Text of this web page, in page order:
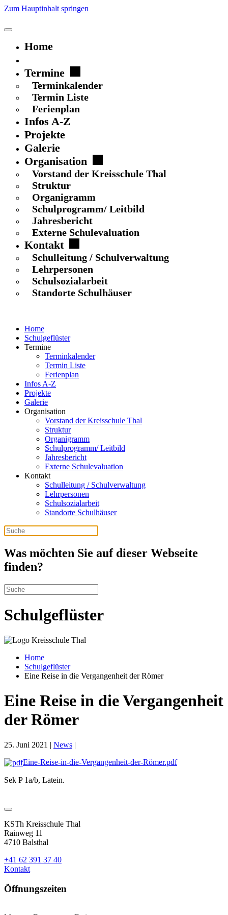
Zum Hauptinhalt springen
Home
Termine
Terminkalender
Termin Liste
Ferienplan
Infos A-Z
Projekte
Galerie
Organisation
Vorstand der Kreisschule Thal
Struktur
Organigramm
Schulprogramm/ Leitbild
Jahresbericht
Externe Schulevaluation
Kontakt
Schulleitung / Schulverwaltung
Lehrpersonen
Schulsozialarbeit
Standorte Schulhäuser
Home
Schulgeflüster
Termine
Terminkalender
Termin Liste
Ferienplan
Infos A-Z
Projekte
Galerie
Organisation
Vorstand der Kreisschule Thal
Struktur
Organigramm
Schulprogramm/ Leitbild
Jahresbericht
Externe Schulevaluation
Kontakt
Schulleitung / Schulverwaltung
Lehrpersonen
Schulsozialarbeit
Standorte Schulhäuser
Was möchten Sie auf dieser Webseite
finden?
Schulgeflüster
Home
Schulgeflüster
Eine Reise in die Vergangenheit der Römer
Eine Reise in die Vergangenheit
der Römer
25. Juni 2021 | News |
Eine-Reise-in-die-Vergangenheit-der-Römer.pdf
Sek P 1a/b, Latein.
KSTh Kreisschule Thal
Rainweg 11
4710 Balsthal
+41 62 391 37 40
Kontakt
Öffnungszeiten